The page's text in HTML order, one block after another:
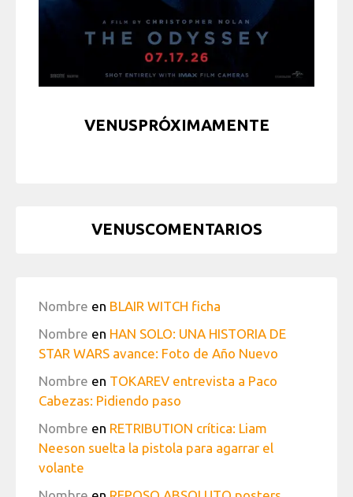
VENUSPRÓXIMAMENTE
VENUSCOMENTARIOS
Nombre en BLAIR WITCH ficha
Nombre en HAN SOLO: UNA HISTORIA DE
STAR WARS avance: Foto de Año Nuevo
Nombre en TOKAREV entrevista a Paco
Cabezas: Pidiendo paso
Nombre en RETRIBUTION crítica: Liam
Neeson suelta la pistola para agarrar el
volante